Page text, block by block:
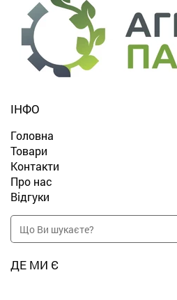
ІНФО
Головна
Товари
Контакти
Про нас
Відгуки
ДЕ МИ Є